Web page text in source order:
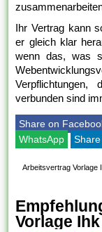
Ihr Vertrag kann
er gleich klar
wenn das, was
verbunden sind
Share on
WhatsApp
Arbeitsvertrag Vorlage
Vorlage